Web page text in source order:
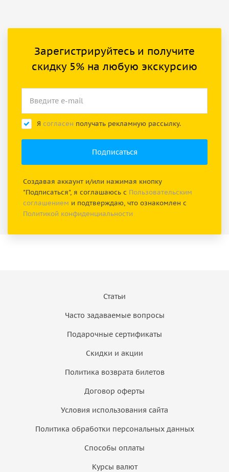
Зарегистрируйтесь и получите
скидку 5% на любую экскурсию
Я согласен получать рекламную рассылку.
Создавая аккаунт и/или нажимая кнопку
"Подписаться", я соглашаюсь с Пользовательским
соглашением и подтверждаю, что ознакомлен с
Политикой конфиденциальности
Статьи
Часто задаваемые вопросы
Подарочные сертификаты
Скидки и акции
Политика возврата билетов
Договор оферты
Условия использования сайта
Политика обработки персональных данных
Способы оплаты
Курсы валют